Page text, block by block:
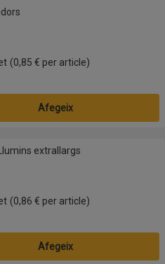
(0,85 € per article)
Afegeix
extrallargs
(0,86 € per article)
Afegeix